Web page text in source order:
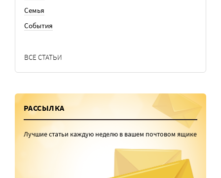
Семья
События
ВСЕ СТАТЬИ
РАССЫЛКА
Лучшие статьи каждую неделю в вашем почтовом ящике